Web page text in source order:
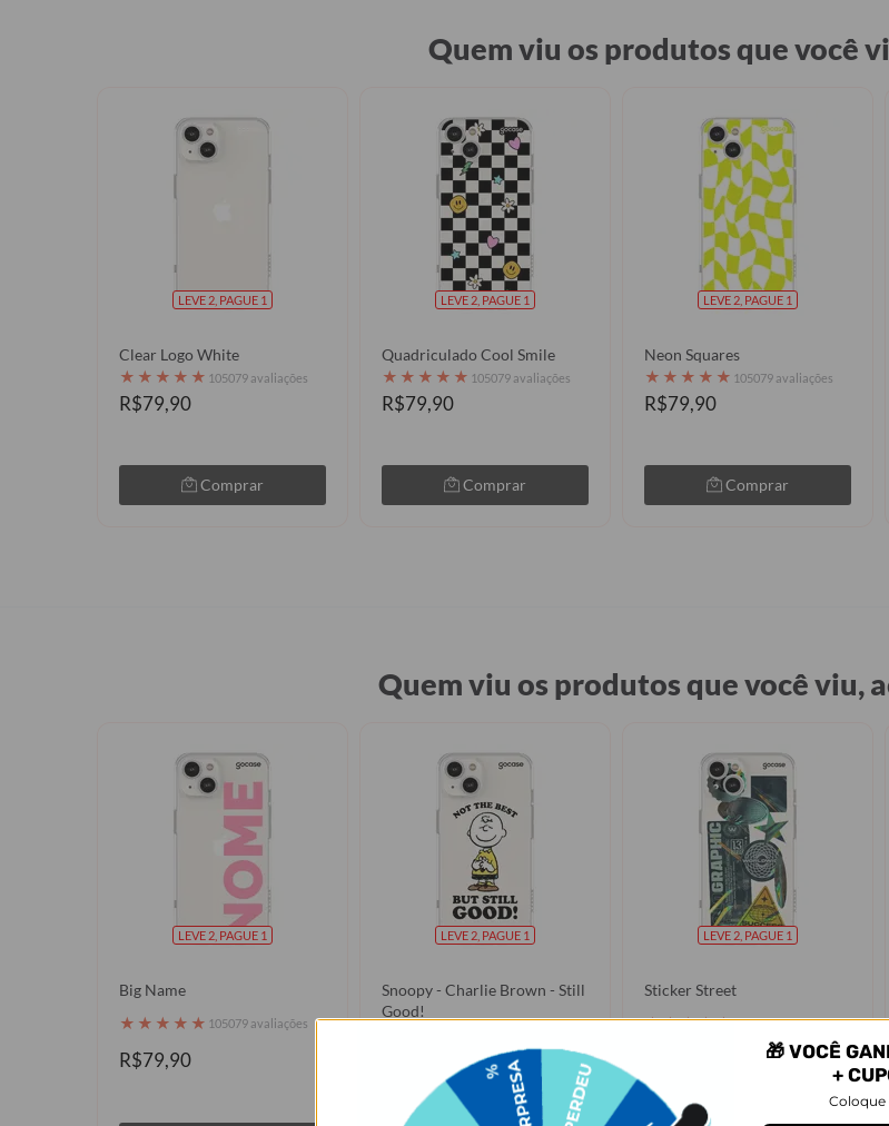
Quem viu os produtos que você
LEVE 2, PAGUE 1
Clear Logo White
★ ★ ★ ★ ★ 105079 avaliações
R$79,90
Comprar
LEVE 2, PAGUE 1
Quadriculado Cool Smile
★ ★ ★ ★ ★ 105079 avaliações
R$79,90
Comprar
LEVE 2, PAGUE 1
Neon Squares
★ ★ ★ ★ ★ 105079 avaliações
R$79,90
Comprar
Quem viu os produtos que você viu,
LEVE 2, PAGUE 1
Big Name
★ ★ ★ ★ ★ 105079 avaliações
R$79,90
LEVE 2, PAGUE 1
Snoopy - Charlie Brown - Still
Good!
LEVE 2, PAGUE 1
Sticker Street
★★★★★105079 avaliações
🎁 VOCÊ
+
Coloque